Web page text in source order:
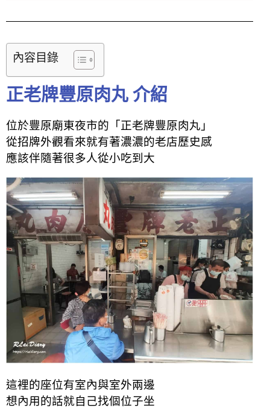
內容目錄
正老牌豐原肉丸 介紹
位於豐原廟東夜市的「正老牌豐原肉丸」
從招牌外觀看來就有著濃濃的老店歷史感
應該伴隨著很多人從小吃到大
這裡的座位有室內與室外兩邊
想內用的話就自己找個位子坐